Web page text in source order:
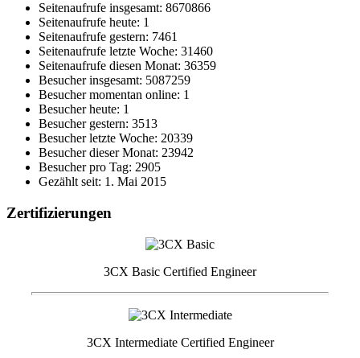
Seitenaufrufe insgesamt: 8670866
Seitenaufrufe heute: 1
Seitenaufrufe gestern: 7461
Seitenaufrufe letzte Woche: 31460
Seitenaufrufe diesen Monat: 36359
Besucher insgesamt: 5087259
Besucher momentan online: 1
Besucher heute: 1
Besucher gestern: 3513
Besucher letzte Woche: 20339
Besucher dieser Monat: 23942
Besucher pro Tag: 2905
Gezählt seit: 1. Mai 2015
Zertifizierungen
3CX Basic Certified Engineer
3CX Intermediate Certified Engineer